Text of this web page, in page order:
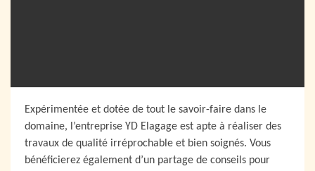
Expérimentée et dotée de tout le savoir-faire dans le
domaine, l’entreprise YD Elagage est apte à réaliser des
travaux de qualité irréprochable et bien soignés. Vous
bénéficierez également d’un partage de conseils pour